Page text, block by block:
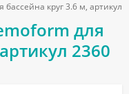
круг 3.6 м, артикул
для
2360